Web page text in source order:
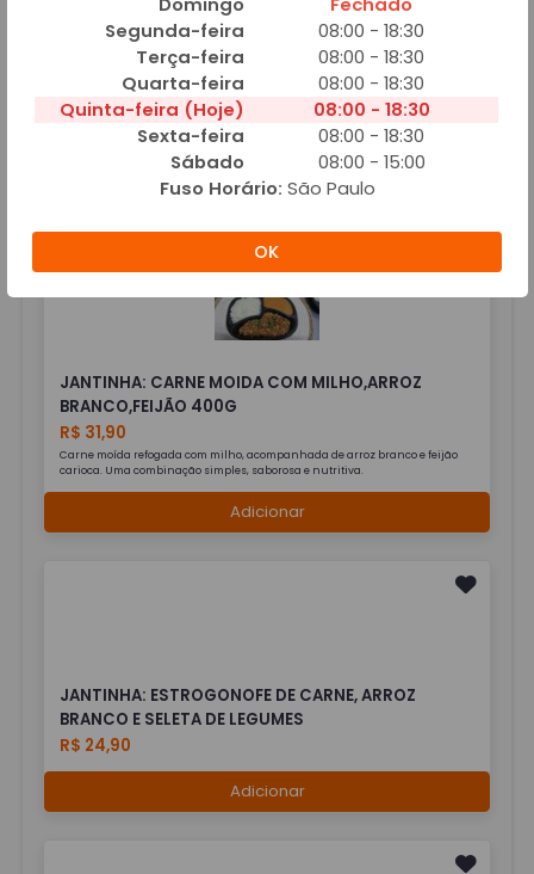
JANTINHA: CARNE DE PANELA COM MANDIOCA,
ARROZ BRANCO E CREME
Adicionar
JANTINHA: CARNE MOIDA COM MILHO,ARROZ
BRANCO,FEIJÃO 400G
R$ 31,90
Carne moída refogada com milho, acompanhada de arroz branco e feijão
carioca. Uma combinação simples, saborosa e nutritiva.
Adicionar
JANTINHA: ESTROGONOFE DE CARNE, ARROZ
BRANCO E SELETA DE LEGUMES
R$ 24,90
Adicionar
Segunda-feira
08:00 - 18:30
Terça-feira
08:00 - 18:30
Quarta-feira
08:00 - 18:30
Quinta-feira (Hoje)
08:00 - 18:30
Sexta-feira
08:00 - 18:30
Sábado
08:00 - 15:00
Fuso Horário: São Paulo
OK